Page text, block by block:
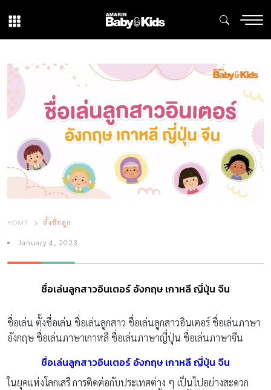
HOME ตั้งชื่อลูก
January 4, 2023
ชื่อเล่นลูกสาวอินเตอร์ อังกฤษ เกาหลี ญี่ปุ่น จีน
ชื่อเล่น ตั้งชื่อเล่น ชื่อเล่นลูกสาว ชื่อเล่นลูกสาวอินเตอร์ ชื่อเล่นภาษา
อังกฤษ ชื่อเล่นภาษาเกาหลี ชื่อเล่นภาษาญี่ปุ่น ชื่อเล่นภาษาจีน
ชื่อเล่นลูกสาวอินเตอร์ อังกฤษ เกาหลี ญี่ปุ่น จีน
ในยุคแห่งโลกเสรี การติดต่อกับประเทศต่าง ๆ เป็นไปอย่างสะดวก